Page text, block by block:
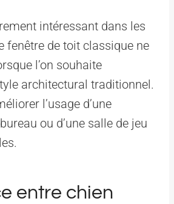
intéressant dans les
fenêtre de toit classique ne
l’on souhaite
architectural traditionnel.
l’usage d’une
ou d’une salle de jeu
entre chien